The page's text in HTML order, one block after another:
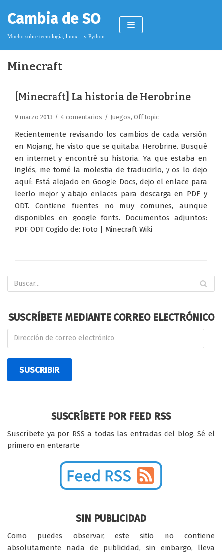
Saltar
al
contenido
Cambia de SO
Mucho sobre tecnología, linux... y Python
Licencia de contenido
Cookies
Política de protección de datos
Minecraft
[Minecraft] La historia de Herobrine
9 marzo 2013 4 comentarios Juegos, Off topic
Recientemente revisando los cambios de cada versión
en Mojang, he visto que se quitaba Herobrine. Busqué
en internet y encontré su historia. Ya que estaba en
inglés, me tomé la molestia de traducirlo, y os lo dejo
aquí: Está alojado en Google Docs, dejo el enlace para
leerlo mejor y abajo enlaces para descarga en PDF y
ODT. Contiene fuentes no muy comunes, aunque
disponibles en google fonts. Documentos adjuntos:
PDF ODT Cogido de: Foto | Minecraft Wiki
SUSCRÍBETE MEDIANTE CORREO ELECTRÓNICO
SUSCRIBIR
SUSCRÍBETE POR FEED RSS
Suscríbete ya por RSS a todas las entradas del blog. Sé el
primero en enterarte
SIN PUBLICIDAD
Como puedes observar, este sitio no contiene
absolutamente nada de publicidad, sin embargo, lleva